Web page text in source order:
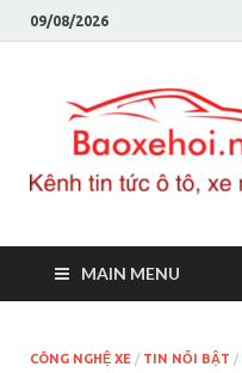
09/08/2026
MAIN MENU
CÔNG NGHỆ XE / TIN NỔI BẬT /